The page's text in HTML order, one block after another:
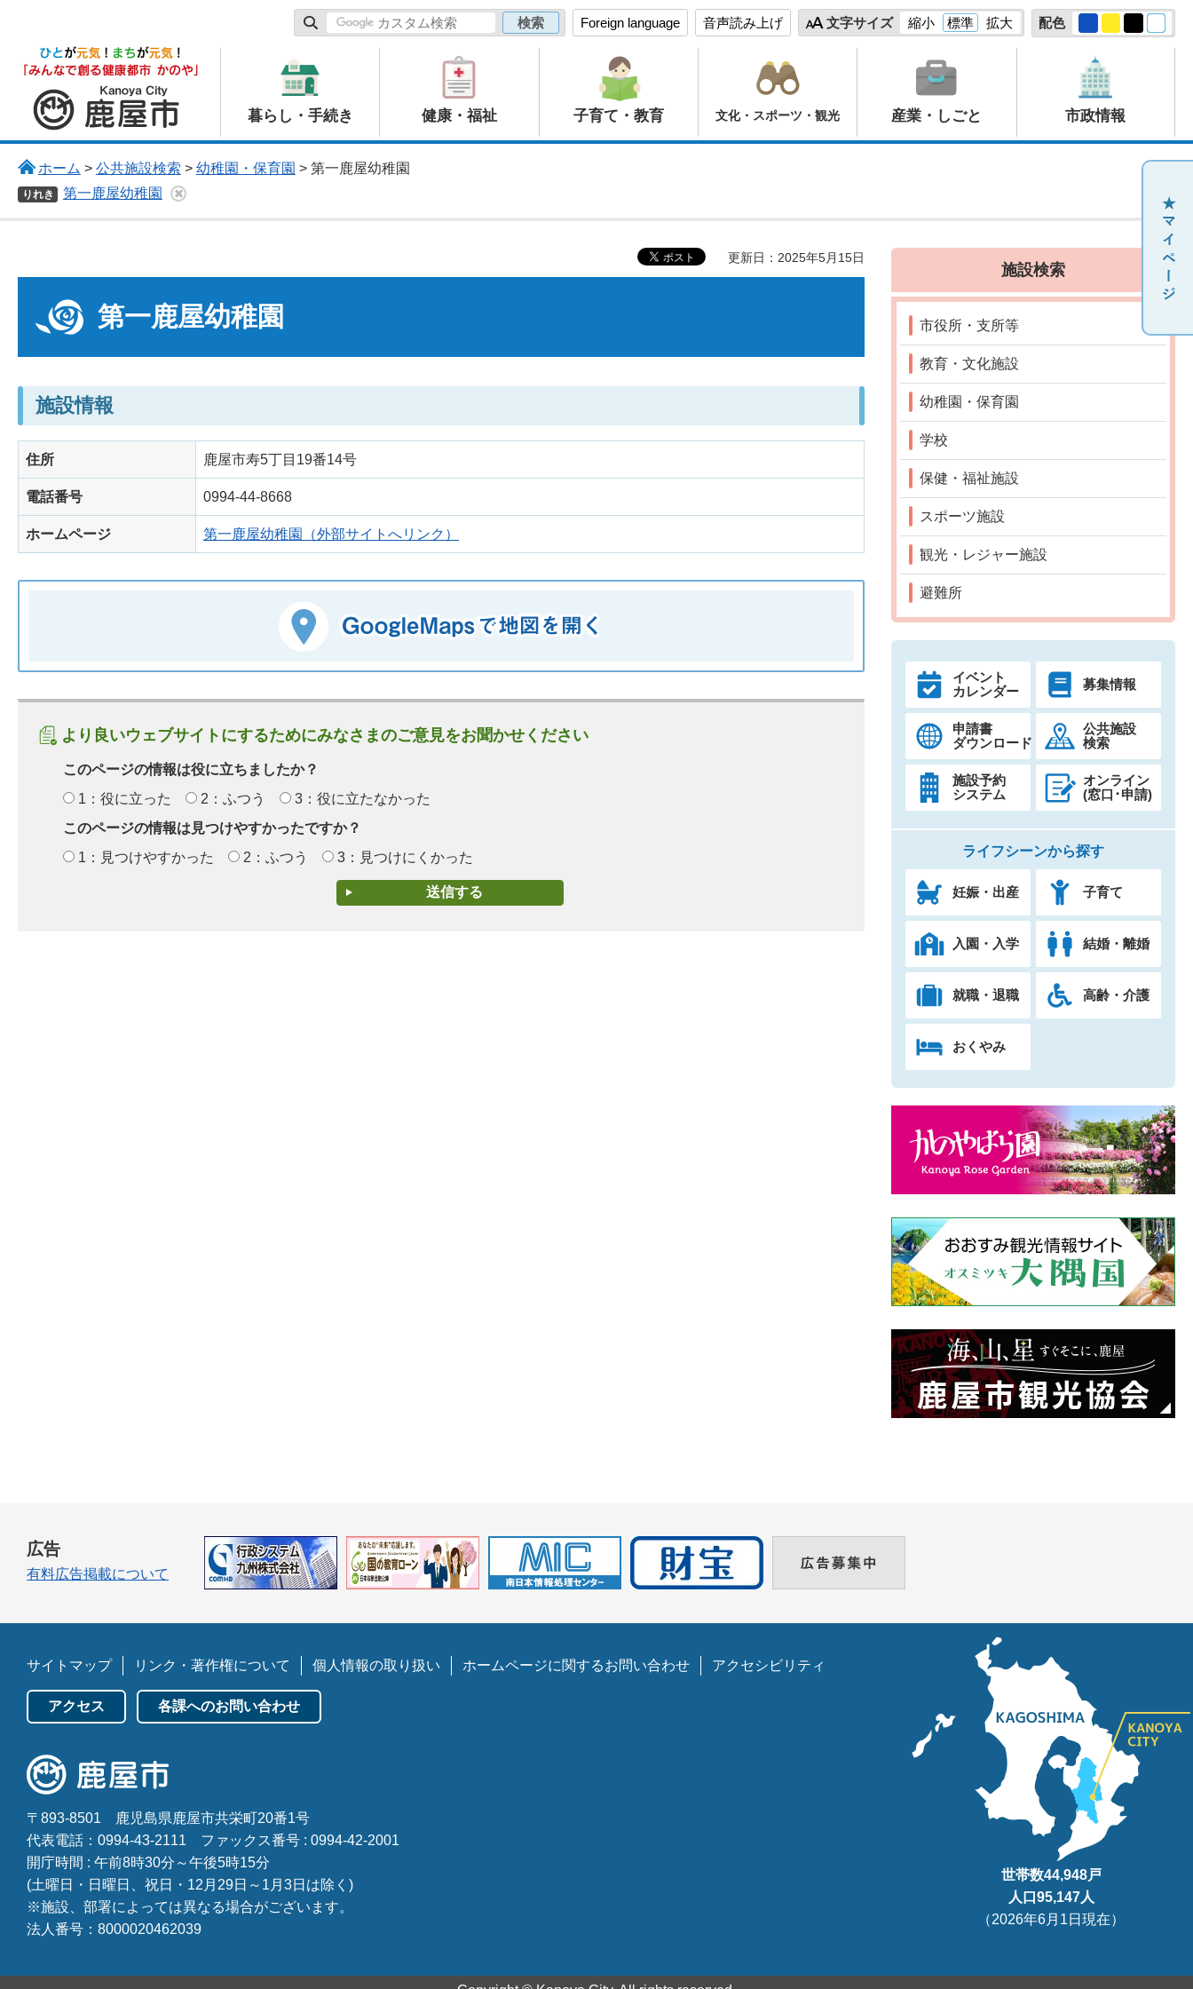
Foreign language 音声読み上げ 文字サイズ 縮小 標準 拡大 配色
鹿屋市
暮らし・手続き 健康・福祉 子育て・教育 文化・スポーツ・観光 産業・しごと 市政情報
ホーム > 公共施設検索 > 幼稚園・保育園 > 第一鹿屋幼稚園
りれき 第一鹿屋幼稚園
更新日：2025年5月15日
第一鹿屋幼稚園
施設情報
住所 鹿屋市寿5丁目19番14号
電話番号 0994-44-8668
ホームページ 第一鹿屋幼稚園（外部サイトへリンク）
より良いウェブサイトにするためにみなさまのご意見をお聞かせください
このページの情報は役に立ちましたか？
1：役に立った
2：ふつう
3：役に立たなかった
このページの情報は見つけやすかったですか？
1：見つけやすかった
2：ふつう 3：見つけにくかった
施設検索
市役所・支所等
教育・文化施設
幼稚園・保育園
学校
保健・福祉施設
スポーツ施設
観光・レジャー施設
避難所
イベント
カレンダー
募集情報
申請書
ダウンロード
公共施設
検索
施設予約
システム
オンライン
(窓口･申請)
ライフシーンから探す
妊娠・出産 子育て
入園・入学 結婚・離婚
就職・退職 高齢・介護
おくやみ
広告
有料広告掲載について
サイトマップ リンク・著作権について 個人情報の取り扱い ホームページに関するお問い合わせ アクセシビリティ
アクセス 各課へのお問い合わせ
〒893-8501
鹿児島県鹿屋市共栄町20番1号
代表電話：0994-43-2111
ファックス番号 : 0994-42-2001
開庁時間 : 午前8時30分～午後5時15分
(土曜日・日曜日、祝日・12月29日～1月3日は除く)
※施設、部署によっては異なる場合がございます。
法人番号：8000020462039
世帯数44,948戸
人口95,147人
（2026年6月1日現在）